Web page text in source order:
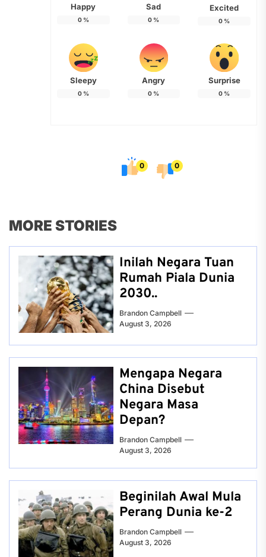
Happy
0%
Sad
0 %
Excited
0 %
Sleepy
0%
Angry
0 %
Surprise
0 %
0 0
MORE STORIES
Inilah Negara Tuan
Rumah Piala Dunia
2030..
Brandon Campbell
August 3, 2026
Mengapa Negara
China Disebut
Negara Masa
Depan?
Brandon Campbell
August 3, 2026
Beginilah Awal Mula
Perang Dunia ke-2
Brandon Campbell
August 3, 2026